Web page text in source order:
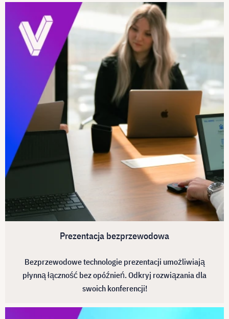
Prezentacja bezprzewodowa
Bezprzewodowe technologie prezentacji umożliwiają
płynną łączność bez opóźnień. Odkryj rozwiązania dla
swoich konferencji!